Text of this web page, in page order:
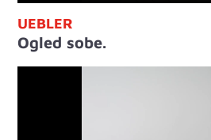
UEBLER
Ogled sobe.